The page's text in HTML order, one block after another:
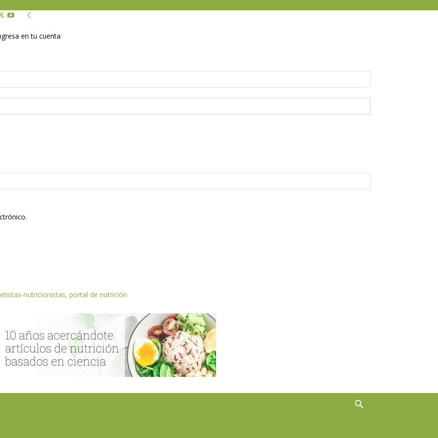
en tu cuenta
nutricionistas, portal de nutrición